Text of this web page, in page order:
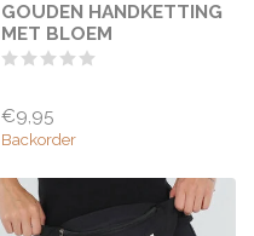
GOUDEN HANDKETTING
MET BLOEM
€9,95
Backorder